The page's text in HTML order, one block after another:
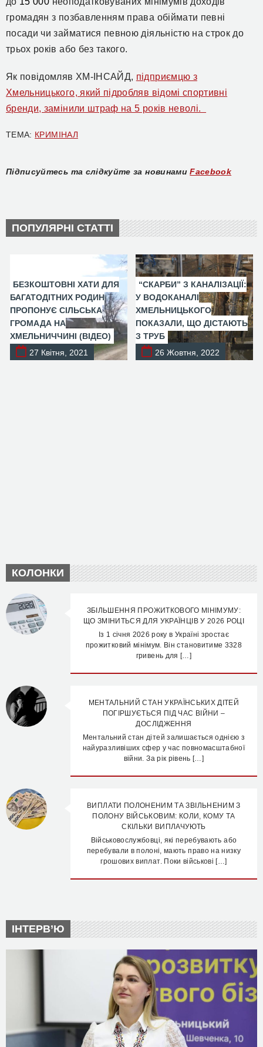
громадян з позбавленням права обіймати певні
посади чи займатися певною діяльністю на строк до
трьох років або без такого.
Як повідомляв ХМ-ІНСАЙД, підприємцю з
Хмельницького, який підробляв відомі спортивні
бренди, замінили штраф на 5 років неволі.
ТЕМА: КРИМІНАЛ
Підписуйтесь та слідкуйте за новинами Facebook
ПОПУЛЯРНІ СТАТТІ
БЕЗКОШТОВНІ ХАТИ ДЛЯ
БАГАТОДІТНИХ РОДИН
ПРОПОНУЄ СІЛЬСЬКА
ГРОМАДА НА
ХМЕЛЬНИЧЧИНІ (ВІДЕО)
27 Квітня, 2021
“СКАРБИ” З КАНАЛІЗАЦІЇ:
У ВОДОКАНАЛІ
ХМЕЛЬНИЦЬКОГО
ПОКАЗАЛИ, ЩО ДІСТАЮТЬ
З ТРУБ
26 Жовтня, 2022
КОЛОНКИ
ЗБІЛЬШЕННЯ ПРОЖИТКОВОГО МІНІМУМУ:
ЩО ЗМІНИТЬСЯ ДЛЯ УКРАЇНЦІВ У 2026 РОЦІ
Із 1 січня 2026 року в Україні зростає
прожитковий мінімум. Він становитиме 3328
гривень для […]
МЕНТАЛЬНИЙ СТАН УКРАЇНСЬКИХ ДІТЕЙ
ПОГІРШУЄТЬСЯ ПІД ЧАС ВІЙНИ –
ДОСЛІДЖЕННЯ
Ментальний стан дітей залишається однією з
найуразливіших сфер у час повномасштабної
війни. За рік рівень […]
ВИПЛАТИ ПОЛОНЕНИМ ТА ЗВІЛЬНЕНИМ З
ПОЛОНУ ВІЙСЬКОВИМ: КОЛИ, КОМУ ТА
СКІЛЬКИ ВИПЛАЧУЮТЬ
Військовослужбовці, які перебувають або
перебували в полоні, мають право на низку
грошових виплат. Поки військові […]
ІНТЕРВ’Ю